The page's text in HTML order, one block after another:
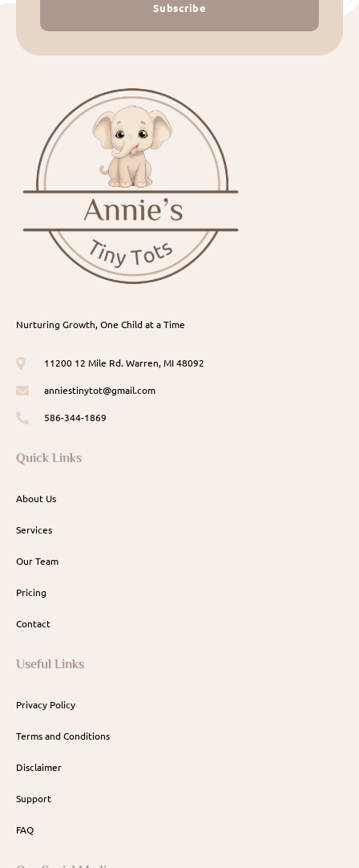
Subscribe
Nurturing Growth, One Child at a Time
11200 12 Mile Rd. Warren, MI 48092
anniestinytot@gmail.com
586-344-1869
Quick Links
About Us
Services
Our Team
Pricing
Contact
Useful Links
Privacy Policy
Terms and Conditions
Disclaimer
Support
FAQ